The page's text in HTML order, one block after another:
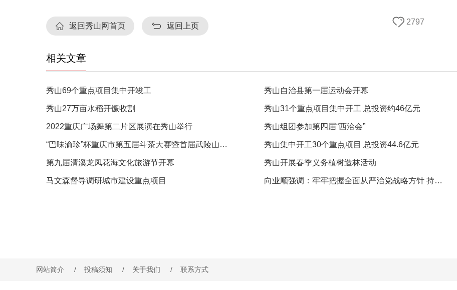
返回秀山网首页 返回上页 2797
相关文章
秀山69个重点项目集中开竣工 秀山自治县第一届运动会开幕
秀山27万亩水稻开镰收割 秀山31个重点项目集中开工 总投资约46亿元
2022重庆广场舞第二片区展演在秀山举行 秀山组团参加第四届“西洽会”
“巴味渝珍”杯重庆市第五届斗茶大赛暨首届武陵山茶文化节举行 秀山集中开工30个重点项目 总投资44.6亿元
第九届清溪龙凤花海文化旅游节开幕 秀山开展春季义务植树造林活动
马文森督导调研城市建设重点项目 向业顺强调：牢牢把握全面从严治党战略方针 持续打好党风廉政建设和反腐败斗争攻坚战持久战
网站简介 / 投稿须知 / 关于我们 / 联系方式